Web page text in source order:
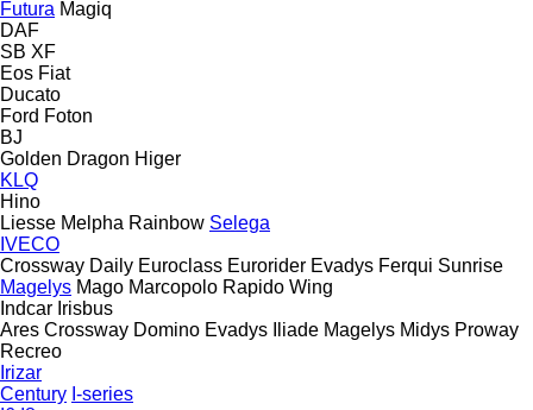
Futura Magiq
DAF
SB XF
Eos Fiat
Ducato
Ford Foton
BJ
Golden Dragon Higer
KLQ
Hino
Liesse Melpha Rainbow Selega
IVECO
Crossway Daily Euroclass Eurorider Evadys Ferqui Sunrise
Magelys Mago Marcopolo Rapido Wing
Indcar Irisbus
Ares Crossway Domino Evadys Iliade Magelys Midys Proway
Recreo
Irizar
Century I-series